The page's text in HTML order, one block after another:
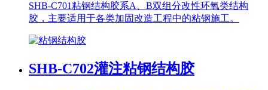
SHB-C701粘钢结构胶系A、B双组分改性环氧类结构
胶，主要适用于各类加固改造工程中的粘钢施工。
SHB-C702灌注粘钢结构胶